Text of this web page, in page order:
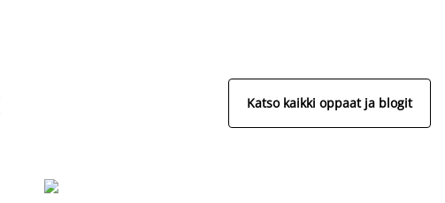
Katso kaikki oppaat ja blogit